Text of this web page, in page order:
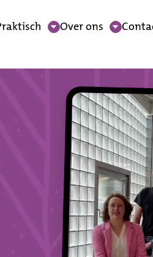
Over ons